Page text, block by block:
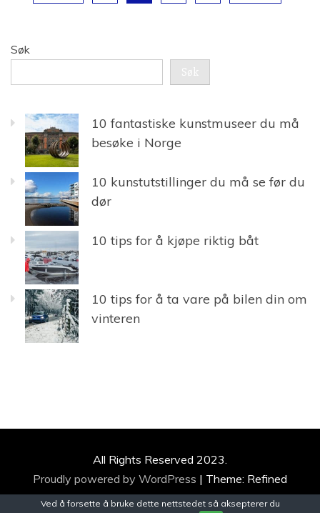
Søk
Søk
10 fantastiske kunstmuseer du må
besøke i Norge
10 kunstutstillinger du må se før du
dør
10 tips for å kjøpe riktig båt
10 tips for å ta vare på bilen din om
vinteren
All Rights Reserved 2023.
Proudly powered by WordPress | Theme: Refined
Magazine byCandid Themes.
Ved å forsette å bruke dette nettstedet så aksepterer du